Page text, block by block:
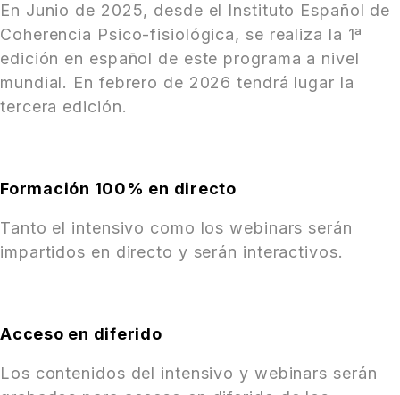
En Junio de 2025, desde el Instituto Español de
Coherencia Psico-fisiológica, se realiza la 1ª
edición en español de este programa a nivel
mundial. En febrero de 2026 tendrá lugar la
tercera edición.
Formación 100% en directo
Tanto el intensivo como los webinars serán
impartidos en directo y serán interactivos.
Acceso en diferido
Los contenidos del intensivo y webinars serán